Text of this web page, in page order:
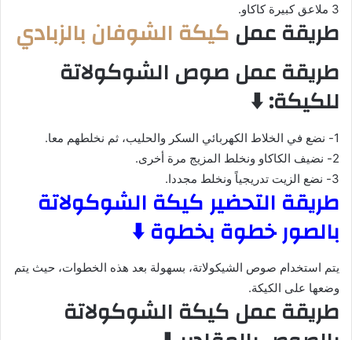
3 ملاعق كبيرة كاكاو.
طريقة عمل كيكة الشوفان بالزبادي
طريقة عمل صوص الشوكولاتة
للكيكة: ⬇️
1- نضع في الخلاط الكهربائي السكر والحليب، ثم نخلطهم معا.
2- نضيف الكاكاو ونخلط المزيج مرة أخرى.
3- نضع الزيت تدريجياً ونخلط مجددا.
طريقة التحضير كيكة الشوكولاتة
بالصور خطوة بخطوة ⬇️
يتم استخدام صوص الشيكولاتة، بسهولة بعد هذه الخطوات، حيث يتم
وضعها على الكيكة.
طريقة عمل كيكة الشوكولاتة